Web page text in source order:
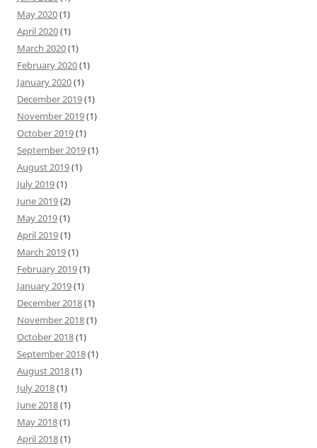
May 2020(1)
April 2020(1)
March 2020(1)
February 2020(1)
January 2020(1)
December 2019(1)
November 2019(1)
October 2019(1)
September 2019(1)
August 2019(1)
July 2019(1)
June 2019(2)
May 2019(1)
April 2019(1)
March 2019(1)
February 2019(1)
January 2019(1)
December 2018(1)
November 2018(1)
October 2018(1)
September 2018(1)
August 2018(1)
July 2018(1)
June 2018(1)
May 2018(1)
April 2018(1)